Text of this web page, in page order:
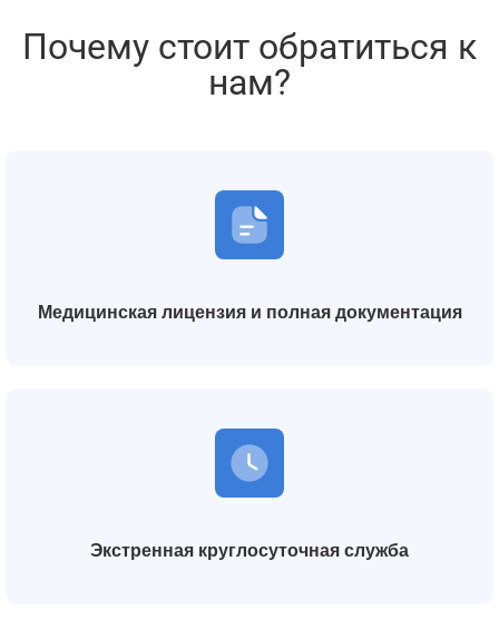
Почему стоит обратиться к
нам?
Медицинская лицензия и полная документация
Экстренная круглосуточная служба